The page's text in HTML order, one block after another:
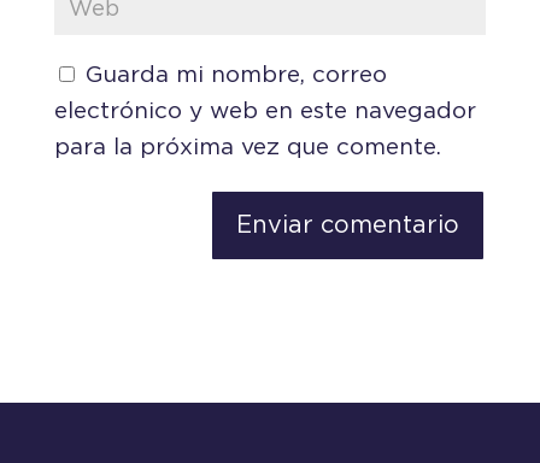
Guarda mi nombre, correo
electrónico y web en este navegador
para la próxima vez que comente.